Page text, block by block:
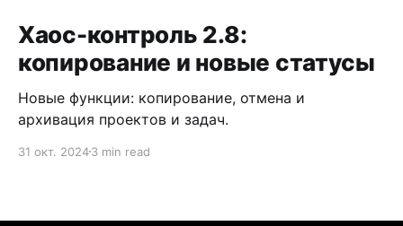
Хаос-контроль 2.8:
копирование и новые статусы
Новые функции: копирование, отмена и
архивация проектов и задач.
31 окт. 20243 min read